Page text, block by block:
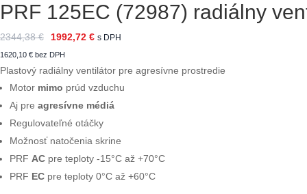
PRF 125EC (72987) radiálny
2344,38€ 1992,72 € s DPH
1620,10 € bez DPH
Plastový radiálny ventilátor pre agresívne prostredie
Motor mimo prúd vzduchu
Aj pre agresívne médiá
Regulovateľné otáčky
Možnosť natočenia skrine
PRF AC pre teploty -15°C až +70°C
PRF EC pre teploty 0°C až +60°C